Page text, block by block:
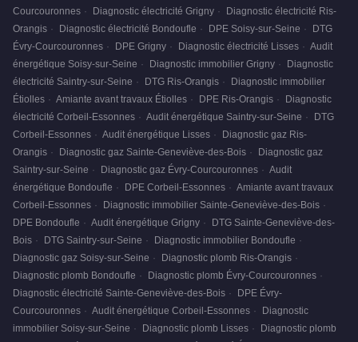
Courcouronnes · Diagnostic électricité Grigny ·
Diagnostic électricité Ris-
Orangis · Diagnostic électricité Bondoufle · DPE Soisy-sur-Seine ·
DTG
Évry-Courcouronnes · DPE Grigny · Diagnostic électricité Lisses · Audit
énergétique Soisy-sur-Seine · Diagnostic immobilier Grigny ·
Diagnostic
électricité Saintry-sur-Seine · DTG Ris-Orangis ·
Diagnostic immobilier
Étiolles · Amiante avant travaux Étiolles · DPE Ris-Orangis ·
Diagnostic
électricité Corbeil-Essonnes · Audit énergétique Saintry-sur-Seine ·
DTG
Corbeil-Essonnes · Audit énergétique Lisses ·
Diagnostic gaz Ris-
Orangis · Diagnostic gaz Sainte-Geneviève-des-Bois ·
Diagnostic gaz
Saintry-sur-Seine · Diagnostic gaz Évry-Courcouronnes · Audit
énergétique Bondoufle · DPE Corbeil-Essonnes · Amiante avant travaux
Corbeil-Essonnes · Diagnostic immobilier Sainte-Geneviève-des-Bois ·
DPE Bondoufle · Audit énergétique Grigny ·
DTG Sainte-Geneviève-des-
Bois · DTG Saintry-sur-Seine · Diagnostic immobilier Bondoufle ·
Diagnostic gaz Soisy-sur-Seine · Diagnostic plomb Ris-Orangis ·
Diagnostic plomb Bondoufle · Diagnostic plomb Évry-Courcouronnes ·
Diagnostic électricité Sainte-Geneviève-des-Bois ·
DPE Évry-
Courcouronnes · Audit énergétique Corbeil-Essonnes ·
Diagnostic
immobilier Soisy-sur-Seine · Diagnostic plomb Lisses ·
Diagnostic plomb